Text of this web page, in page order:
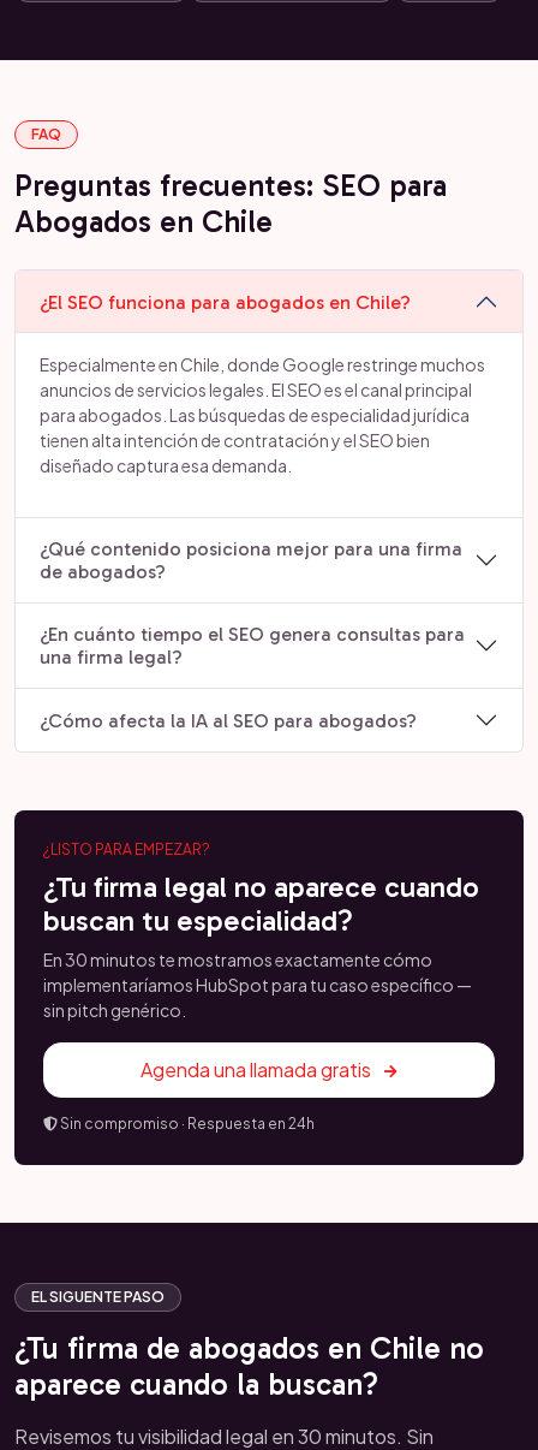
FAQ
Preguntas frecuentes: SEO para
Abogados en Chile
¿El SEO funciona para abogados en Chile?
Especialmente en Chile, donde Google restringe muchos
anuncios de servicios legales. El SEO es el canal principal
para abogados. Las búsquedas de especialidad jurídica
tienen alta intención de contratación y el SEO bien
diseñado captura esa demanda.
¿Qué contenido posiciona mejor para una firma
de abogados?
¿En cuánto tiempo el SEO genera consultas para
una firma legal?
¿Cómo afecta la IA al SEO para abogados?
¿LISTO PARA EMPEZAR?
¿Tu firma legal no aparece cuando
buscan tu especialidad?
En 30 minutos te mostramos exactamente cómo
implementaríamos HubSpot para tu caso específico —
sin pitch genérico.
Agenda una llamada gratis
Sin compromiso · Respuesta en 24h
EL SIGUENTE PASO
¿Tu firma de abogados en Chile no
aparece cuando la buscan?
Revisemos tu visibilidad legal en 30 minutos. Sin